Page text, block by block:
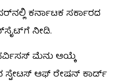
ಕರ್ನಾಟಕ ಸರ್ಕಾರದ
ನೀಡಿ.
ಮೆನು ಆಯ್ಕೆ
ಸ್ಟೇಟಸ್ ಆಫ್ ರೇಷನ್ ಕಾರ್ಡ್